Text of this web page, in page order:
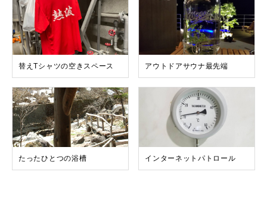
替えTシャツの空きスペース アウトドアサウナ最先端
たったひとつの浴槽 インターネットパトロール